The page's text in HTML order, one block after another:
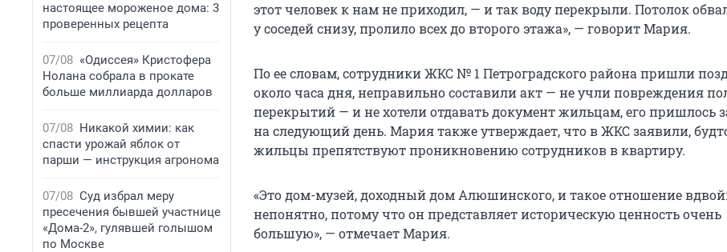
настоящее мороженое дома: 3
проверенных рецепта
07/08 «Одиссея» Кристофера
Нолана собрала в прокате
больше миллиарда долларов
07/08 Никакой химии: как
спасти урожай яблок от
парши — инструкция агронома
07/08 Суд избрал меру
пресечения бывшей участнице
«Дома-2», гулявшей голышом
по Москве
этот человек к нам не приходил, — и так воду перекрыли. Потолок
у соседей снизу, пролило всех до второго этажа», — говорит Мария.
По ее словам, сотрудники ЖКС № 1 Петроградского района пришли
около часа дня, неправильно составили акт — не учли повреждения
перекрытий — и не хотели отдавать документ жильцам, его пришлось
на следующий день. Мария также утверждает, что в ЖКС заявили,
жильцы препятствуют проникновению сотрудников в квартиру.
«Это дом-музей, доходный дом Алюшинского, и такое отношение
непонятно, потому что он представляет историческую ценность очень
большую», — отмечает Мария.